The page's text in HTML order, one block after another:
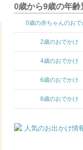
0歳から9歳の年
0歳の赤ちゃんのおで
2歳のおでかけ
4歳のおでかけ
6歳のおでかけ
8歳のおでかけ